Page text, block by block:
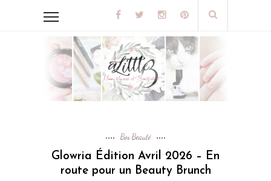
Box Beauté
Glowria Édition Avril 2026 – En
route pour un Beauty Brunch